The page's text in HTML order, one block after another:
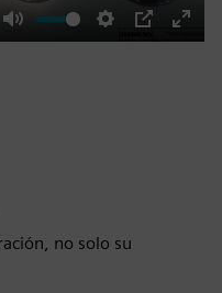
Mute Settings
PIP
Enter
no solo su